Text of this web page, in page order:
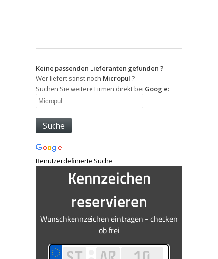
Keine passenden Lieferanten gefunden ?
Wer liefert sonst noch Micropul ?
Suchen Sie weitere Firmen direkt bei Google:
Benutzerdefinierte Suche